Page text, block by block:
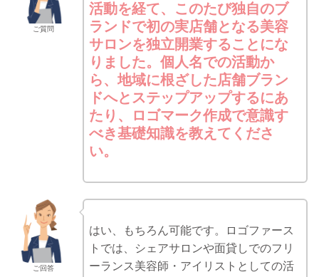
ご質問
活動を経て、このたび独自のブ
ランドで初の実店舗となる美容
サロンを独立開業することにな
りました。個人名での活動か
ら、地域に根ざした店舗ブラン
ドへとステップアップするにあ
たり、ロゴマーク作成で意識す
べき基礎知識を教えてくださ
い。
ご回答
はい、もちろん可能です。ロゴファース
トでは、シェアサロンや面貸しでのフリ
ーランス美容師・アイリストとしての活